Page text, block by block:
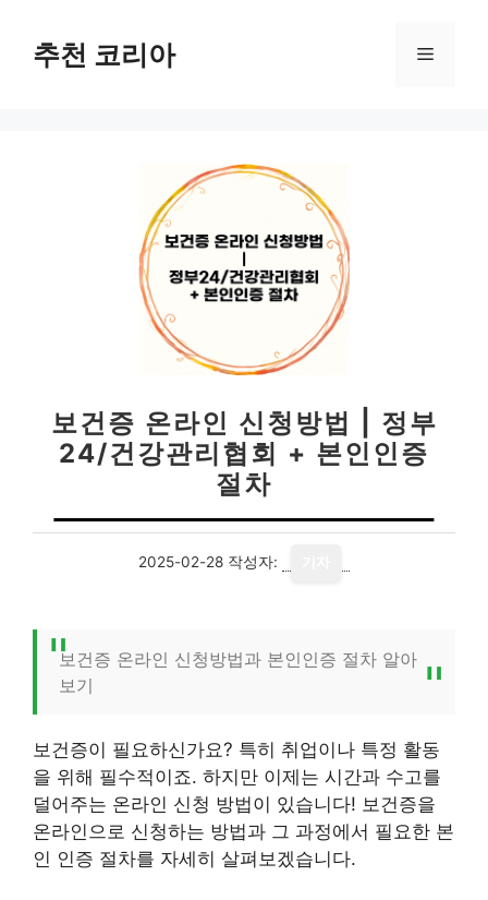
추천 코리아 메
보건증 온라인 신청방법 | 정부
24/건강관리협회 + 본인인증
절차
2025-02-28 작성자:
보건증 온라인 신청방법과 본인인증 절차 알아
보기
보건증이 필요하신가요? 특히 취업이나 특정 활동
을 위해 필수적이죠. 하지만 이제는 시간과 수고를
덜어주는 온라인 신청 방법이 있습니다! 보건증을
온라인으로 신청하는 방법과 그 과정에서 필요한 본
인 인증 절차를 자세히 살펴보겠습니다.